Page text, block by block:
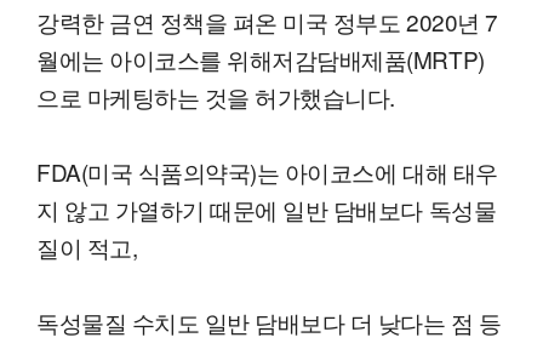
강력한 금연 정책을 펴온 미국 정부도 2020년 7
월에는 아이코스를 위해저감담배제품(MRTP)
으로 마케팅하는 것을 허가했습니다.
FDA(미국 식품의약국)는 아이코스에 대해 태우
지 않고 가열하기 때문에 일반 담배보다 독성물
질이 적고,
독성물질 수치도 일반 담배보다 더 낮다는 점 등